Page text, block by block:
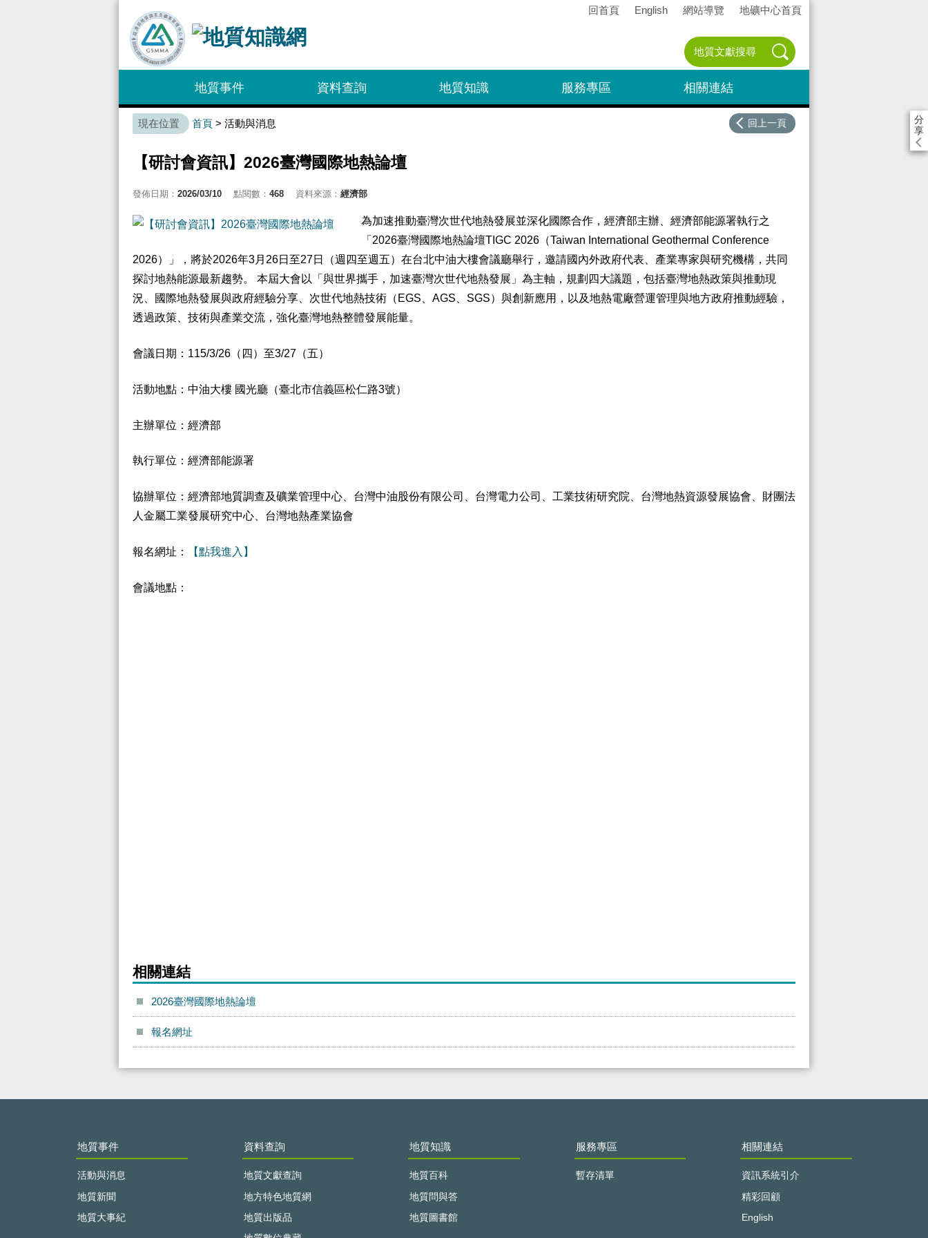
回首頁 English 網站導覽 地礦中心首頁
地質事件 資料查詢 地質知識 服務專區 相關連結
首頁> 活動與消息 回上一頁
【研討會資訊】2026臺灣國際地熱論壇
發佈日期： 2026/03/10 點閱數： 468 資料來源： 經濟部
為加速推動臺灣次世代地熱發展並深化國際合作，經濟部主辦、經濟部能源署執行之
「2026臺灣國際地熱論壇TIGC 2026（Taiwan International Geothermal Conference
2026）」，將於2026年3月26日至27日（週四至週五）在台北中油大樓會議廳舉行，邀請國內外政府代表、產業專家與研究機構，共同
探討地熱能源最新趨勢。 本屆大會以「與世界攜手，加速臺灣次世代地熱發展」為主軸，規劃四大議題，包括臺灣地熱政策與推動現
況、國際地熱發展與政府經驗分享、次世代地熱技術（EGS、AGS、SGS）與創新應用，以及地熱電廠營運管理與地方政府推動經驗，
透過政策、技術與產業交流，強化臺灣地熱整體發展能量。
會議日期：115/3/26（四）至3/27（五）
活動地點：中油大樓 國光廳（臺北市信義區松仁路3號）
主辦單位：經濟部
執行單位：經濟部能源署
協辦單位：經濟部地質調查及礦業管理中心、台灣中油股份有限公司、台灣電力公司、工業技術研究院、台灣地熱資源發展協會、財團法
人金屬工業發展研究中心、台灣地熱產業協會
報名網址： 【點我進入】
會議地點：
相關連結
2026臺灣國際地熱論壇
報名網址
分
享
地質事件
活動與消息
地質新聞
地質大事紀
資料查詢
地質文獻查詢
地方特色地質網
地質出版品
地質知識
地質百科
地質問與答
地質圖書館
服務專區
暫存清單
相關連結
資訊系統引介
精彩回顧
English